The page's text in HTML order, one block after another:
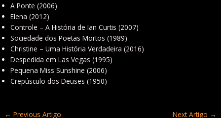
A Ponte (2006)
Elena (2012)
Controle – A História de Ian Curtis (2007)
Sociedade dos Poetas Mortos (1989)
Christine – Uma História Verdadeira (2016)
Despedida em Las Vegas (1995)
Pequena Miss Sunshine (2006)
Crepúsculo dos Deuses (1950)
← Previous Artigo Next Artigo →